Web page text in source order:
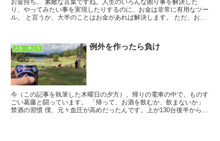
お金持ち。 素敵な言葉ですね。人生のいろんな困り事を解決した
り、やってみたい事を実現したりするのに、お金は非常に有用なツー
ル。 と言うか、大半のことはお金があれば解決します。 ただ、お金
人生・考え方 例外を作ったら負け
今（この記事を執筆した木曜日の夕方）、帰りの電車の中で、ものす
ごい葛藤と闘っています。 「帰って、お酒を飲むか、飲まないか」
禁酒の習慣 僕、元々血圧が高めだったんです。上が130台後半から